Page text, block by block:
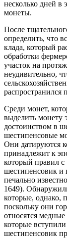
несколько дней
монеты.
После
определить, что
клада, который
обработки
участок на
неудивительно,
Среди монет,
выделить монету
достоинством в
шестипенсовые
Они датируются
принадлежит к
который правил
шестипенсовик и
печально
1649).
которые, однако,
поскольку они
относятся
которые
шестипенсовик